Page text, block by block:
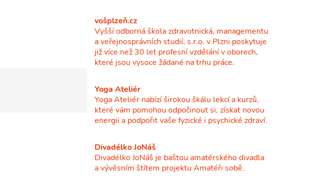
vošplzeň.cz
Vyšší odborná škola zdravotnická, managementu
a veřejnosprávních studií, s.r.o. v Plzni poskytuje
již více než 30 let profesní vzdělání v oborech,
které jsou vysoce žádané na trhu práce.
Yoga Ateliér
Yoga Ateliér nabízí širokou škálu lekcí a kurzů,
které vám pomohou odpočinout si, získat novou
energii a podpořit vaše fyzické i psychické zdraví.
Divadélko JoNáš
Divadélko JoNáš je baštou amatérského divadla
a vývěsním štítem projektu Amatéři sobě.